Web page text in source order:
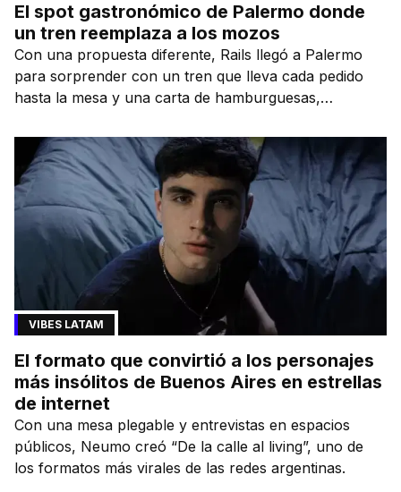
El spot gastronómico de Palermo donde
un tren reemplaza a los mozos
Con una propuesta diferente, Rails llegó a Palermo
para sorprender con un tren que lleva cada pedido
hasta la mesa y una carta de hamburguesas,
VIBES LATAM
El formato que convirtió a los personajes
más insólitos de Buenos Aires en estrellas
de internet
Con una mesa plegable y entrevistas en espacios
públicos, Neumo creó “De la calle al living”, uno de
los formatos más virales de las redes argentinas.